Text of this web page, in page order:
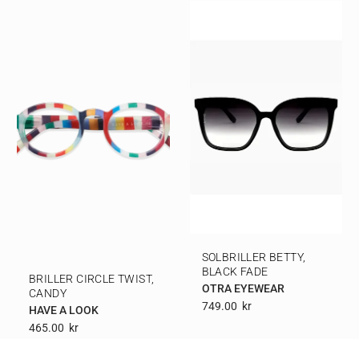
BRILLER CIRCLE TWIST,
CANDY
HAVE A LOOK
465.00 Kr
SOLBRILLER BETTY,
BLACK FADE
OTRA EYEWEAR
749.00 Kr